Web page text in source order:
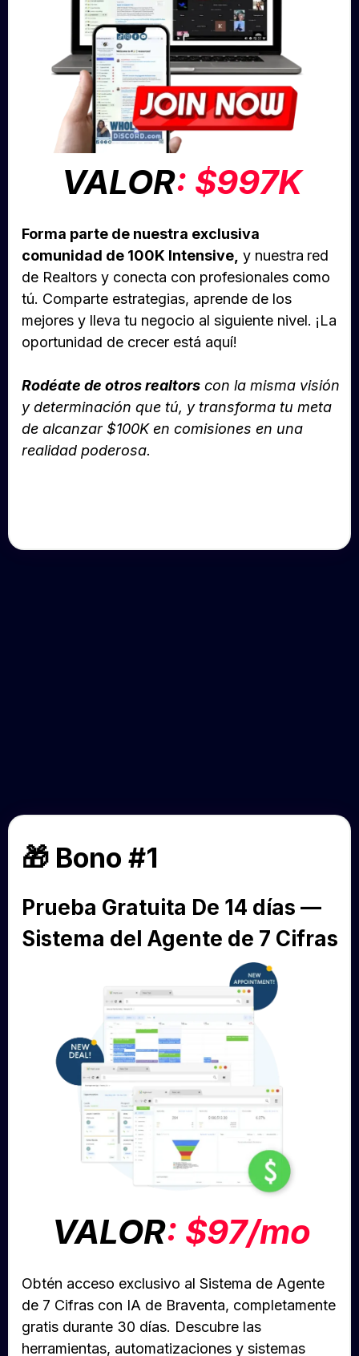
VALOR: $997K
Forma parte de nuestra exclusiva
comunidad de 100K Intensive, y nuestra red
de Realtors y conecta con profesionales como
tú. Comparte estrategias, aprende de los
mejores y lleva tu negocio al siguiente nivel. ¡La
oportunidad de crecer está aquí!
Rodéate de otros realtors con la misma visión
y determinación que tú, y transforma tu meta
de alcanzar $100K en comisiones en una
realidad poderosa.
🎁 Bono #1
Prueba Gratuita De 14 días —
Sistema del Agente de 7 Cifras
VALOR: $97/mo
Obtén acceso exclusivo al Sistema de Agente
de 7 Cifras con IA de Braventa, completamente
gratis durante 30 días. Descubre las
herramientas, automatizaciones y sistemas